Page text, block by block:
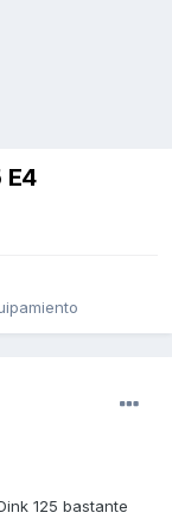
E4
125 bastante